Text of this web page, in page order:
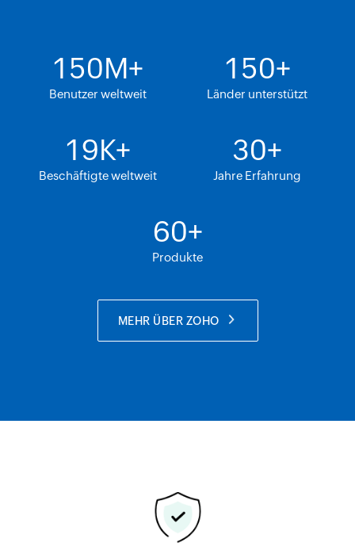
150M+
Benutzer weltweit
150+
Länder unterstützt
19K+
Beschäftigte weltweit
30+
Jahre Erfahrung
60+
Produkte
MEHR ÜBER ZOHO